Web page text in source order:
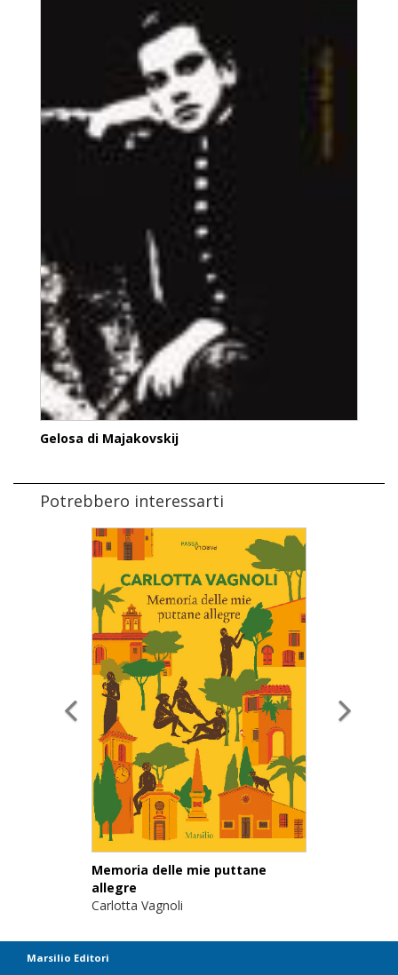
Gelosa di Majakovskij
Potrebbero interessarti
Memoria delle mie puttane
allegre
Carlotta Vagnoli
Marsilio Editori